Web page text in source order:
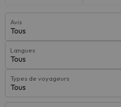
Avis
Tous
Langues
Tous
Types de voyageurs
Tous